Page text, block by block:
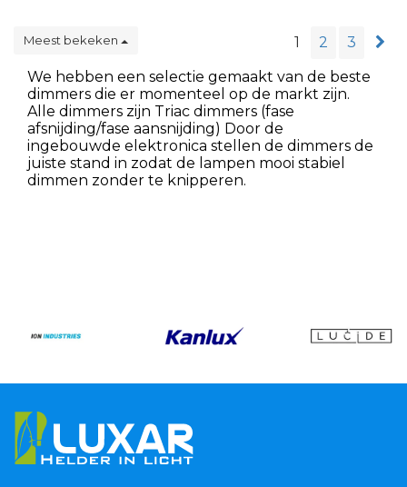
Meest bekeken 1 2
3
We hebben een selectie gemaakt van de beste
dimmers die er momenteel op de markt zijn.
Alle dimmers zijn Triac dimmers (fase
afsnijding/fase aansnijding) Door de
ingebouwde elektronica stellen de dimmers de
juiste stand in zodat de lampen mooi stabiel
dimmen zonder te knipperen.